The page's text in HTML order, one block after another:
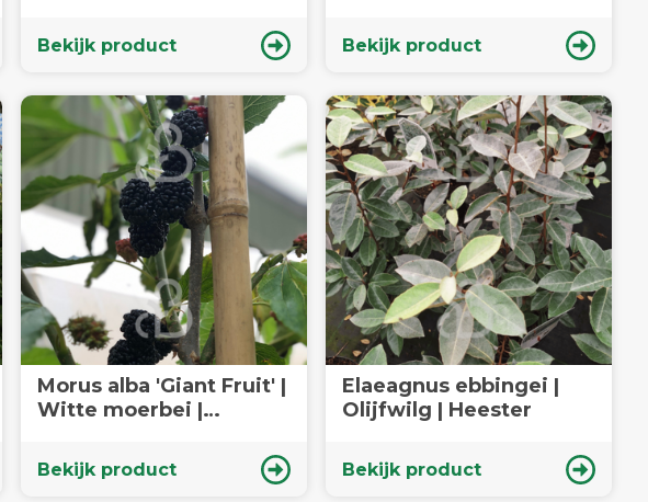
Bekijk product Bekijk product
Morus alba 'Giant Fruit' |
Witte moerbei |
Bekijk product
Elaeagnus ebbingei |
Olijfwilg | Heester
Bekijk product